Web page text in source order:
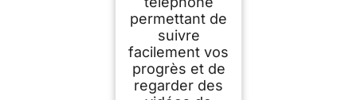
permettant de
suivre
facilement vos
progrès et de
regarder des